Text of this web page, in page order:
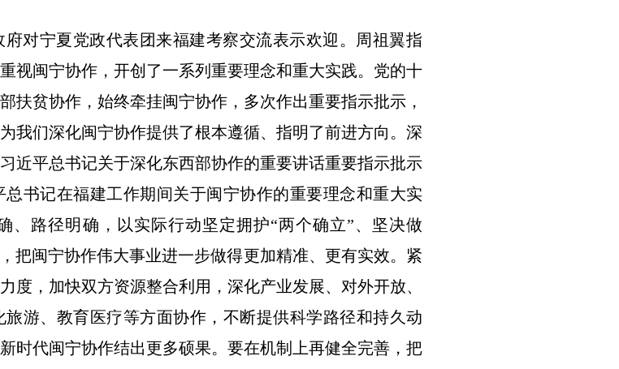
对宁夏党政代表团来福建考察交流表示欢迎。周祖翼指
视闽宁协作，开创了一系列重要理念和重大实践。党的十
扶贫协作，始终牵挂闽宁协作，多次作出重要指示批示，
我们深化闽宁协作提供了根本遵循、指明了前进方向。深
近平总书记关于深化东西部协作的重要讲话重要指示批示
书记在福建工作期间关于闽宁协作的重要理念和重大实
、路径明确，以实际行动坚定拥护“两个确立”、坚决做
把闽宁协作伟大事业进一步做得更加精准、更有实效。紧
度，加快双方资源整合利用，深化产业发展、对外开放、
游、教育医疗等方面协作，不断提供科学路径和持久动
时代闽宁协作结出更多硕果。要在机制上再健全完善，把